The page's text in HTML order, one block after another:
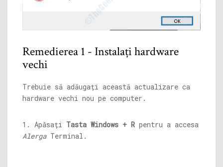
Remedierea 1 - Instalați hardware
vechi
Trebuie să adăugați această actualizare ca
hardware vechi nou pe computer.
1. Apăsați Tasta Windows + R pentru a accesa
AlergaTerminal.